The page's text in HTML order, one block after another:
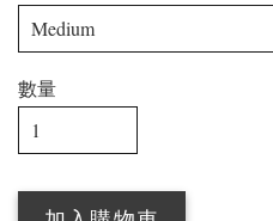
數量